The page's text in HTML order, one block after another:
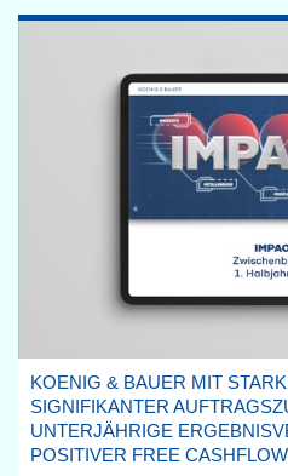
KOENIG & BAUER MIT
SIGNIFIKANTER
UNTERJÄHRIGE
POSITIVER FREE CASHFLOW